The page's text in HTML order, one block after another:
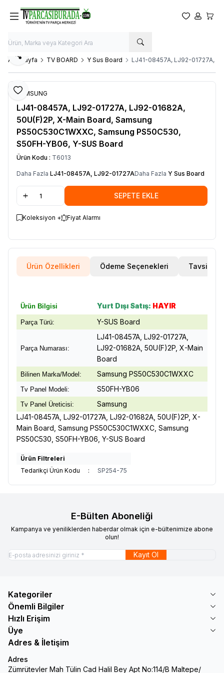
Favorilerim
Hesabım
Ana Sayfa TV BOARD Y Sus Board LJ41-08457A, LJ92-01727A,
Favoriye Ekle
Paylaş
SAMSUNG
LJ41-08457A, LJ92-01727A, LJ92-01682A,
50U(F)2P, X-Main Board, Samsung
PS50C530C1WXXC, Samsung PS50C530,
S50FH-YB06, Y-SUS Board
Ürün Kodu : T6013
Daha Fazla LJ41-08457A, LJ92-01727ADaha Fazla Y Sus Board
SEPETE EKLE
Koleksiyon + Fiyat Alarmı
Ürün Özellikleri Ödeme Seçenekleri Tavsiye Et
Ürün Bilgisi Yurt Dışı Satış: HAYIR
Parça Türü: Y-SUS Board
Parça Numarası:
LJ41-08457A, LJ92-01727A,
LJ92-01682A, 50U(F)2P, X-Main
Board
Bilinen Marka/Model: Samsung PS50C530C1WXXC
Tv Panel Modeli: S50FH-YB06
Tv Panel Üreticisi:
Samsung
LJ41-08457A, LJ92-01727A, LJ92-01682A, 50U(F)2P, X-
Main Board, Samsung PS50C530C1WXXC, Samsung
PS50C530, S50FH-YB06, Y-SUS Board
Ürün Filtreleri
Tedarikçi Ürün Kodu
: SP254-75
E-Bülten Aboneliği
Kampanya ve yeniliklerden haberdar olmak için e-bültenimize abone
olun!
Kayıt Ol
Kategoriler
Önemli Bilgiler
Hızlı Erişim
Üye
Adres & İletişim
Adres
Zümrütevler Mah Tülin Cad Halil Bey Apt No:114/B Maltepe/